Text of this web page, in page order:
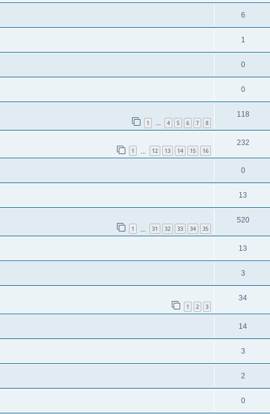
6
1
0
0
1 … 4 5 6 7 8
118
1 12 13 14 15 16
232
0
13
1 31 32 33 34 35
520
13
3
1 2 3
34
14
3
2
0